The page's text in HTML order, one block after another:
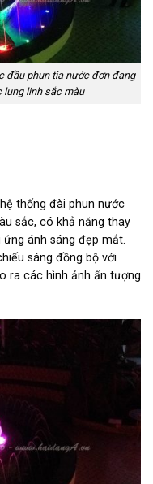
đầu phun tia nước đơn đang
lung linh sắc màu
thống đài phun nước
sắc, có khả năng thay
ánh sáng đẹp mắt.
sáng đồng bộ với
ra các hình ảnh ấn tượng